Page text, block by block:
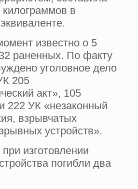
в
известно о 5
раненных. По факту
уголовное дело
205
акт», 105
222 УК «незаконный
взрывчатых
устройств».
изготовлении
погибли два